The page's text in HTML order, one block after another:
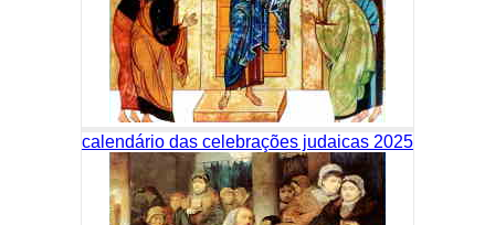
calendário das celebrações judaicas 2025